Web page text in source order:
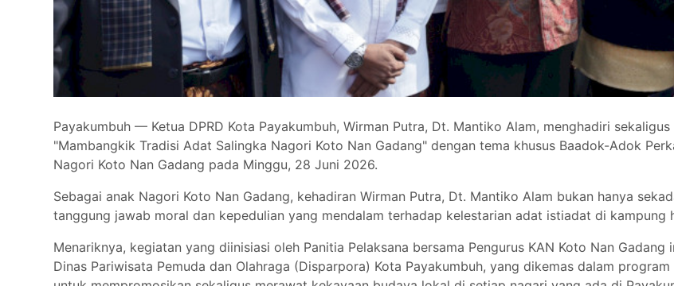
Payakumbuh — Ketua DPRD Kota Payakumbuh, Wirman Putra, Dt. Mantiko Alam, menghadiri
"Mambangkik Tradisi Adat Salingka Nagori Koto Nan Gadang" dengan tema khusus Baadok-Adok
Nagori Koto Nan Gadang pada Minggu, 28 Juni 2026.
Sebagai anak Nagori Koto Nan Gadang, kehadiran Wirman Putra, Dt. Mantiko Alam bukan hanya
tanggung jawab moral dan kepedulian yang mendalam terhadap kelestarian adat istiadat di kampung
Menariknya, kegiatan yang diinisiasi oleh Panitia Pelaksana bersama Pengurus KAN Koto Nan
Dinas Pariwisata Pemuda dan Olahraga (Disparpora) Kota Payakumbuh, yang dikemas dalam